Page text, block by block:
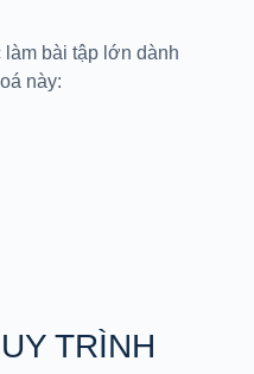
bài tập lớn dành
này:
TRÌNH